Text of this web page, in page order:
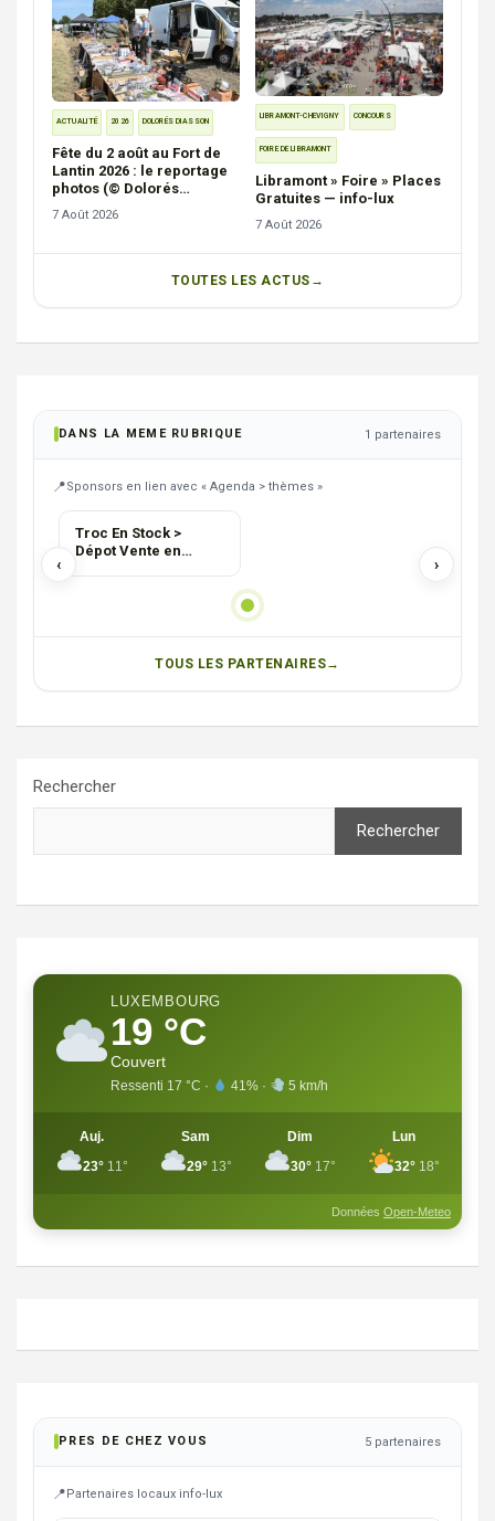
ACTUALITÉ 2026 DOLORÉS DIASSON
Fête du 2 août au Fort de
Lantin 2026 : le reportage
photos (© Dolorés
7 Août 2026
LIBRAMONT-CHEVIGNY CONCOURS
FOIRE DE LIBRAMONT
Libramont » Foire » Places
Gratuites — info-lux
7 Août 2026
TOUTES LES ACTUS
DANS LA MEME RUBRIQUE 1 partenaires
Sponsors en lien avec « Agenda > thèmes »
‹ ›
AGENCE
Troc En Stock >
Dépot Vente en
TOUS LES PARTENAIRES
Rechercher
Rechercher
LUXEMBOURG
19 °C
Couvert
Ressenti 17 °C · 41% · 5 km/h
Auj.
23° 11°
Sam
29° 13°
Dim
30° 17°
Lun
32° 18°
Données Open-Meteo
PRES DE CHEZ VOUS 5 partenaires
Partenaires locaux info-lux